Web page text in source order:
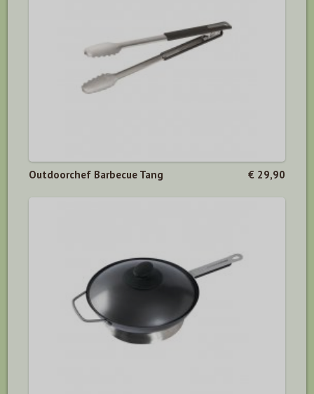
Outdoorchef Barbecue Tang € 29,90